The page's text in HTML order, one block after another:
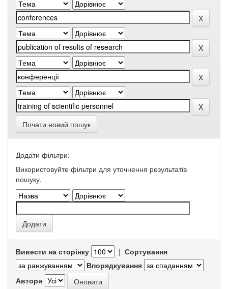
Почати новий пошук
Додати фільтри:
Використовуйте фільтри для уточнення результатів
пошуку.
Вивести на сторінку | Сортування
Впорядкування
Автори